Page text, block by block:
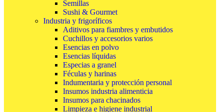
Semillas
Sushi & Gourmet
Industria y frigoríficos
Aditivos para fiambres y embutidos
Cuchillos y accesorios varios
Esencias en polvo
Esencias líquidas
Especias a granel
Féculas y harinas
Indumentaria y protección personal
Insumos industria alimenticia
Insumos para chacinados
Limpieza e higiene industrial